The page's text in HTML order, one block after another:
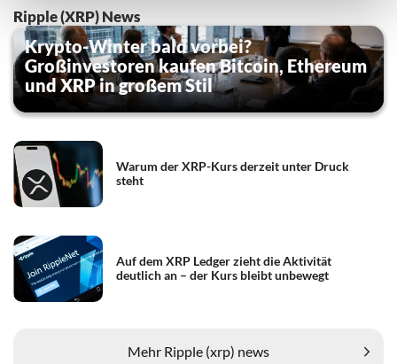
Ripple (XRP) News
Krypto-Winter bald vorbei?
Großinvestoren kaufen Bitcoin, Ethereum
und XRP in großem Stil
Warum der XRP-Kurs derzeit unter Druck
steht
Auf dem XRP Ledger zieht die Aktivität
deutlich an – der Kurs bleibt unbewegt
Mehr Ripple (xrp) news